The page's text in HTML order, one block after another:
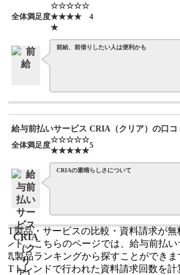
全体満足度
☆☆☆☆☆
★★★★
4
前給、前借りしたい人は便利かも
給与前払いサービス CRIA（クリア）の口コミ
全体満足度
☆☆☆☆☆
★★★★★
5
CRIAの素晴らしさについて
製品・サービスの比較・資料請求が無料
ド。こちらのページでは、給与前払い
製品ランキングから探すことができま
トレンドで行われた資料請求回数を計